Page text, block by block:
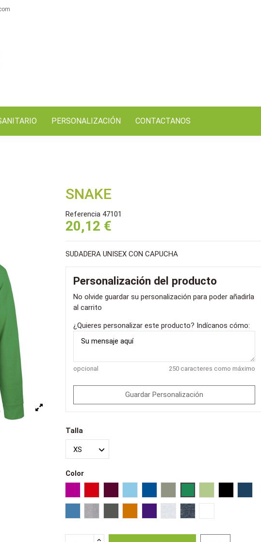
PERSONALIZACIÓN CONTACTANOS
SNAKE
Referencia 47101
20,12 €
SUDADERA UNISEX CON CAPUCHA
Personalización del producto
No olvide guardar su personalización para poder añadirla
al carrito
¿Quieres personalizar este producto? Indícanos cómo:
opcional 250 caracteres como máximo
Guardar Personalización
Talla
Color
Morado oscuro
Ash Antracita mezcla